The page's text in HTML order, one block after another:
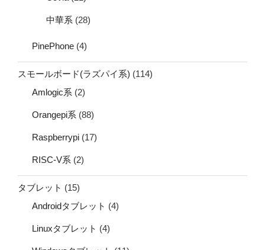
中華系 (28)
PinePhone (4)
スモールボード(ラズパイ系) (114)
Amlogic系 (2)
Orangepi系 (88)
Raspberrypi (17)
RISC-V系 (2)
タブレット (15)
Androidタブレット (4)
Linuxタブレット (4)